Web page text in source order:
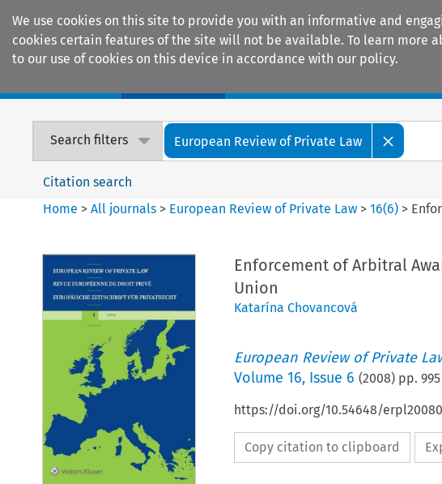
We use cookies on this site to provide you with an informative and
cookies certain features of the site will not be available. To learn more
to our use of cookies on this device in accordance with our policy.
Search filters European Review of Private Law
Citation search
Home >All journals > European Review of Private Law >16(6) >
Enforcement of Arbitral
Union
Katarína Chovancová
European Review of Private
Volume 16, Issue 6 (2008) pp. 995
https://doi.org/10.54648/
Copy citation to clipboard